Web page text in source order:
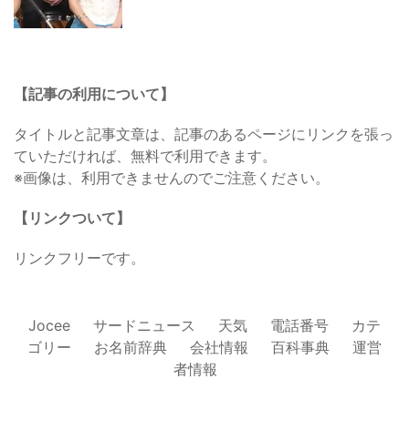
【記事の利用について】
タイトルと記事文章は、記事のあるページにリンクを張っ
ていただければ、無料で利用できます。
※画像は、利用できませんのでご注意ください。
【リンクついて】
リンクフリーです。
Jocee サードニュース 天気 電話番号
カテ
ゴリー
お名前辞典 会社情報 百科事典
運営
者情報